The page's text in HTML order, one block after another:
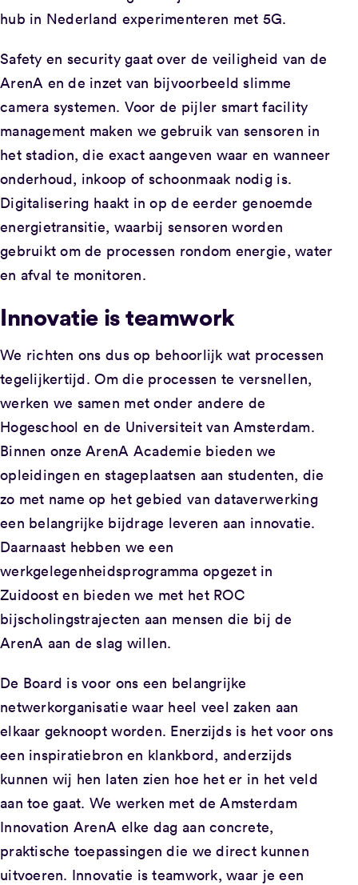
hub in Nederland experimenteren met 5G.
Safety en security gaat over de veiligheid van de
ArenA en de inzet van bijvoorbeeld slimme
camera systemen. Voor de pijler smart facility
management maken we gebruik van sensoren in
het stadion, die exact aangeven waar en wanneer
onderhoud, inkoop of schoonmaak nodig is.
Digitalisering haakt in op de eerder genoemde
energietransitie, waarbij sensoren worden
gebruikt om de processen rondom energie, water
en afval te monitoren.
Innovatie is teamwork
We richten ons dus op behoorlijk wat processen
tegelijkertijd. Om die processen te versnellen,
werken we samen met onder andere de
Hogeschool en de Universiteit van Amsterdam.
Binnen onze ArenA Academie bieden we
opleidingen en stageplaatsen aan studenten, die
zo met name op het gebied van dataverwerking
een belangrijke bijdrage leveren aan innovatie.
Daarnaast hebben we een
werkgelegenheidsprogramma opgezet in
Zuidoost en bieden we met het ROC
bijscholingstrajecten aan mensen die bij de
ArenA aan de slag willen.
De Board is voor ons een belangrijke
netwerkorganisatie waar heel veel zaken aan
elkaar geknoopt worden. Enerzijds is het voor ons
een inspiratiebron en klankbord, anderzijds
kunnen wij hen laten zien hoe het er in het veld
aan toe gaat. We werken met de Amsterdam
Innovation ArenA elke dag aan concrete,
praktische toepassingen die we direct kunnen
uitvoeren. Innovatie is teamwork, waar je een